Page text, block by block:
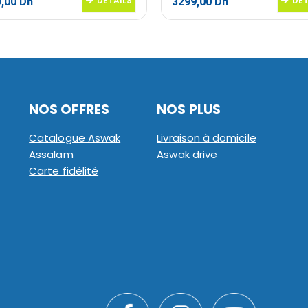
actuel
initial
actuel
NOS OFFRES
Catalogue Aswak
Assalam
Carte fidélité
NOS PLUS
Livraison à domicile
Aswak drive